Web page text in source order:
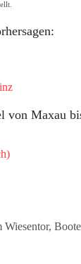
von Maxau
Wiesentor,